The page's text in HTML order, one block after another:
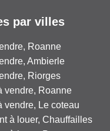
par villes
Roanne
Ambierle
Riorges
vendre, Roanne
vendre, Le coteau
à louer, Chauffailles